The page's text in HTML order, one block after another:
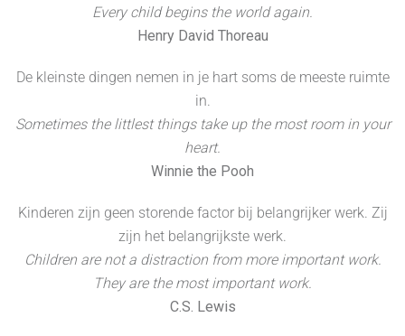
Every child begins the world again.
Henry David Thoreau
De kleinste dingen nemen in je hart soms de meeste ruimte
in.
Sometimes the littlest things take up the most room in your
heart.
Winnie the Pooh
Kinderen zijn geen storende factor bij belangrijker werk. Zij
zijn het belangrijkste werk.
Children are not a distraction from more important work.
They are the most important work.
C.S. Lewis